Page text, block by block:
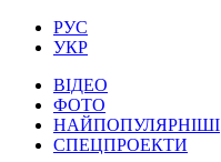
РУС
УКР
ВІДЕО
ФОТО
НАЙПОПУЛЯРНІШІ
СПЕЦПРОЕКТИ